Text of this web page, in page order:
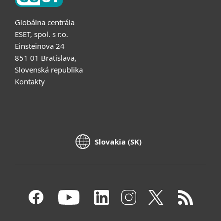
Globálna centrála
ESET, spol. s r.o.
Einsteinova 24
851 01 Bratislava,
Slovenská republika
Kontakty
Slovakia (SK)